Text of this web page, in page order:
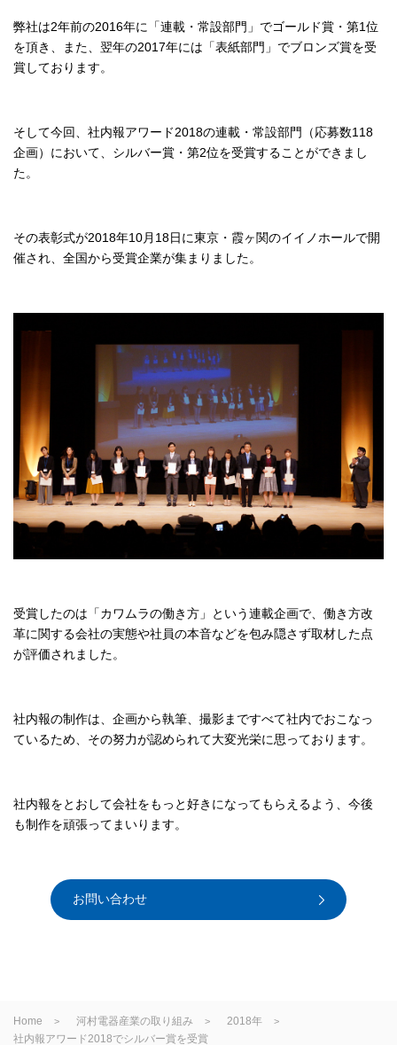
弊社は2年前の2016年に「連載・常設部門」でゴールド賞・第1位
を頂き、また、翌年の2017年には「表紙部門」でブロンズ賞を受
賞しております。
そして今回、社内報アワード2018の連載・常設部門（応募数118
企画）において、シルバー賞・第2位を受賞することができまし
た。
その表彰式が2018年10月18日に東京・霞ヶ関のイイノホールで開
催され、全国から受賞企業が集まりました。
受賞したのは「カワムラの働き方」という連載企画で、働き方改
革に関する会社の実態や社員の本音などを包み隠さず取材した点
が評価されました。
社内報の制作は、企画から執筆、撮影まですべて社内でおこなっ
ているため、その努力が認められて大変光栄に思っております。
社内報をとおして会社をもっと好きになってもらえるよう、今後
も制作を頑張ってまいります。
お問い合わせ
Home 河村電器産業の取り組み
2018年
社内報アワード2018でシルバー賞を受賞